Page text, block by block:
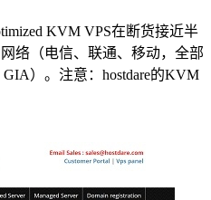
KVM VPS在断货接近半
络（电信、联通、移动，全部
）。注意：hostdare的KVM